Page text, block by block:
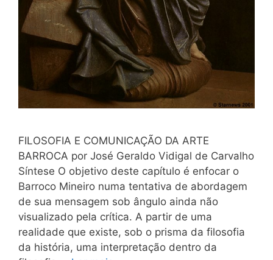
FILOSOFIA E COMUNICAÇÃO DA ARTE
BARROCA por José Geraldo Vidigal de Carvalho
Síntese O objetivo deste capítulo é enfocar o
Barroco Mineiro numa tentativa de abordagem
de sua mensagem sob ângulo ainda não
visualizado pela crítica. A partir de uma
realidade que existe, sob o prisma da filosofia
da história, uma interpretação dentro da